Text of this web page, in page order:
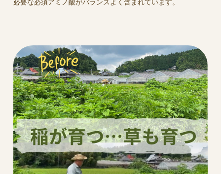
必要な必須アミノ酸がバランスよく含まれています。